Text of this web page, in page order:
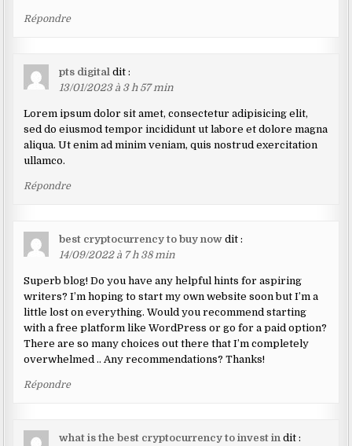
Répondre
pts digital dit :
13/01/2023 à 3 h 57 min
Lorem ipsum dolor sit amet, consectetur adipisicing elit,
sed do eiusmod tempor incididunt ut labore et dolore magna
aliqua. Ut enim ad minim veniam, quis nostrud exercitation
ullamco.
Répondre
best cryptocurrency to buy now dit :
14/09/2022 à 7 h 38 min
Superb blog! Do you have any helpful hints for aspiring
writers? I’m hoping to start my own website soon but I’m a
little lost on everything. Would you recommend starting
with a free platform like WordPress or go for a paid option?
There are so many choices out there that I’m completely
overwhelmed .. Any recommendations? Thanks!
Répondre
what is the best cryptocurrency to invest in dit :